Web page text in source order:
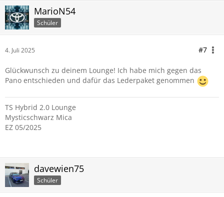
MarioN54
Schüler
4. Juli 2025 #7
Glückwunsch zu deinem Lounge! Ich habe mich gegen das
Pano entschieden und dafür das Lederpaket genommen
TS Hybrid 2.0 Lounge
Mysticschwarz Mica
EZ 05/2025
davewien75
Schüler